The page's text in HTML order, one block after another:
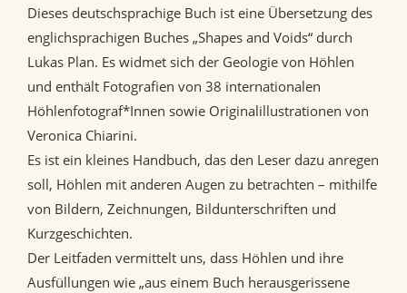
Dieses deutschsprachige Buch ist eine Übersetzung des
englichsprachigen Buches „Shapes and Voids“ durch
Lukas Plan. Es widmet sich der Geologie von Höhlen
und enthält Fotografien von 38 internationalen
Höhlenfotograf*Innen sowie Originalillustrationen von
Veronica Chiarini.
Es ist ein kleines Handbuch, das den Leser dazu anregen
soll, Höhlen mit anderen Augen zu betrachten – mithilfe
von Bildern, Zeichnungen, Bildunterschriften und
Kurzgeschichten.
Der Leitfaden vermittelt uns, dass Höhlen und ihre
Ausfüllungen wie „aus einem Buch herausgerissene